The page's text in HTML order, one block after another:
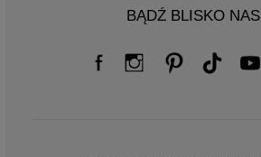
BĄDŹ BLISKO NAS